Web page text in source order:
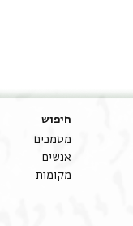
חיפוש
מסמכים
אנשים
מקומות